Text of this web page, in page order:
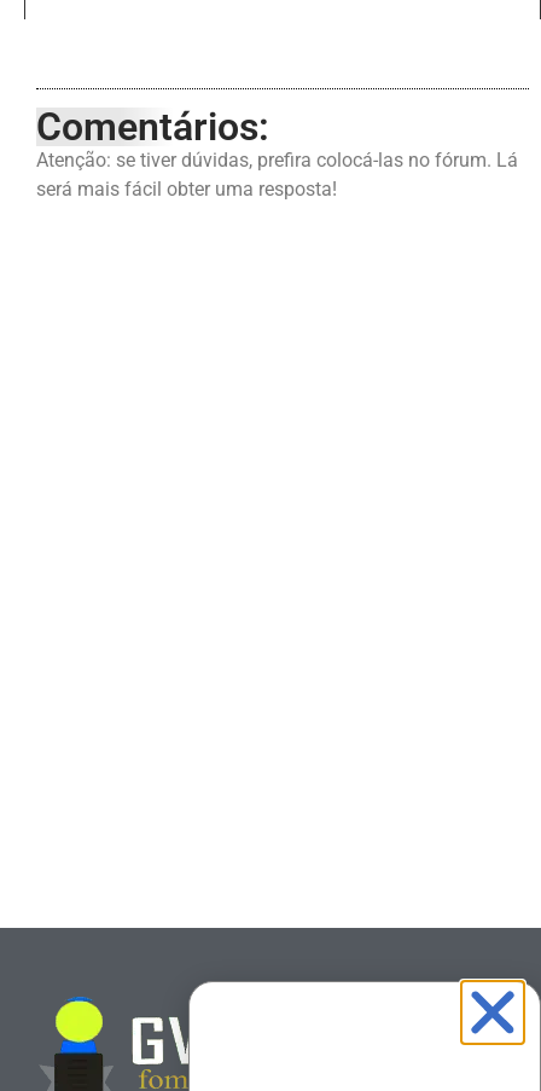
Comentários:
Atenção: se tiver dúvidas, prefira colocá-las no fórum. Lá
será mais fácil obter uma resposta!